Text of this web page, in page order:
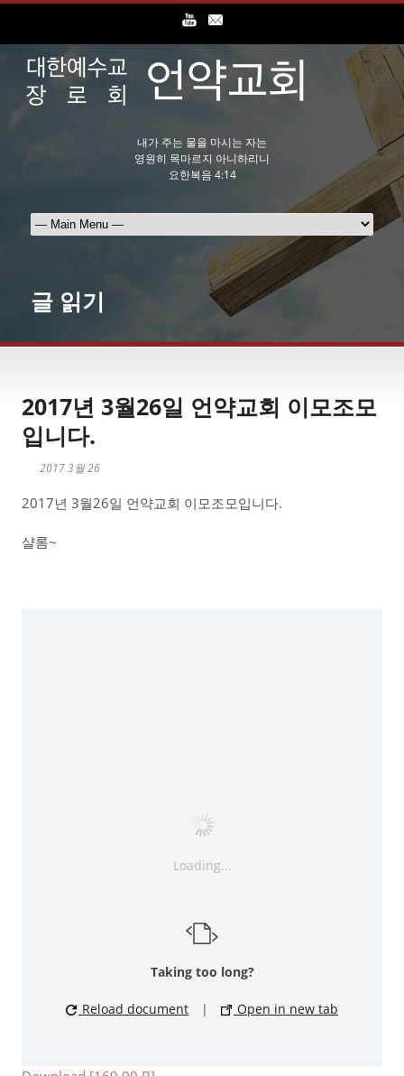
내가 주는 물을 마시는 자는
영원히 목마르지 아니하리니
요한복음 4:14
글 읽기
2017년 3월26일 언약교회 이모조모
입니다.
2017 3월 26
2017년 3월26일 언약교회 이모조모입니다.
샬롬~
Loading...
Taking too long?
Reload document | Open in new tab